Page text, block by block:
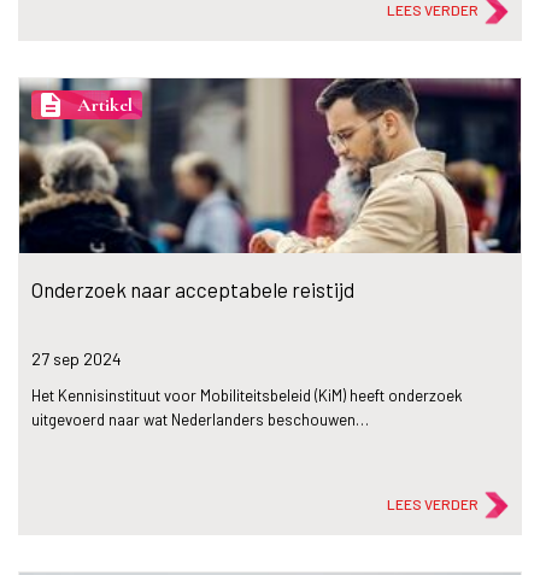
LEES VERDER
description Artikel
Onderzoek naar acceptabele reistijd
27 sep 2024
Het Kennisinstituut voor Mobiliteitsbeleid (KiM) heeft onderzoek
uitgevoerd naar wat Nederlanders beschouwen…
LEES VERDER